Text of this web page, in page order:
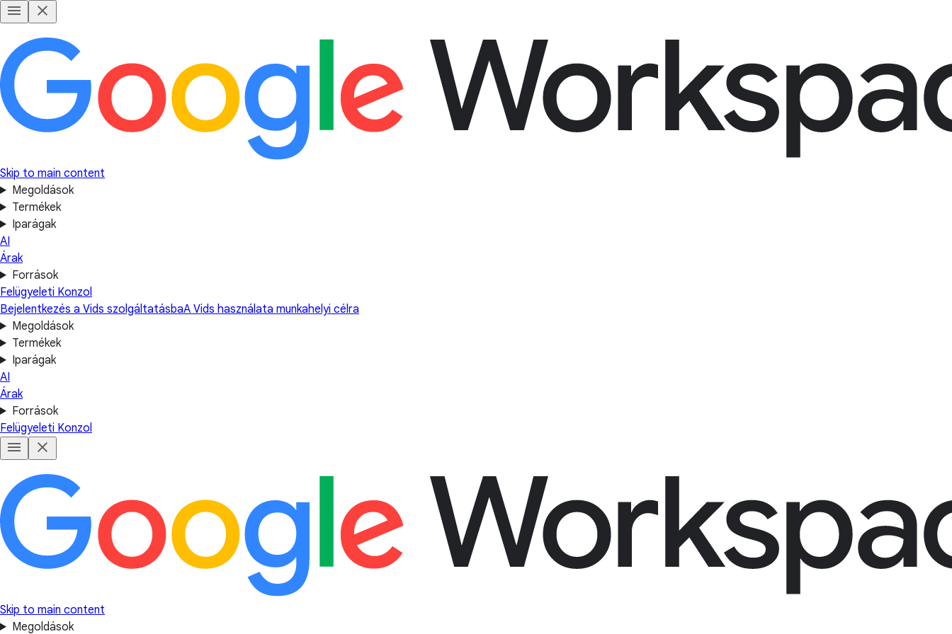
Skip to main content
Megoldások
Termékek
Iparágak
AI
Árak
Források
Felügyeleti Konzol
Bejelentkezés a Vids szolgáltatásbaA Vids használata munkahelyi célra
Megoldások
Termékek
Iparágak
AI
Árak
Források
Felügyeleti Konzol
Skip to main content
Megoldások